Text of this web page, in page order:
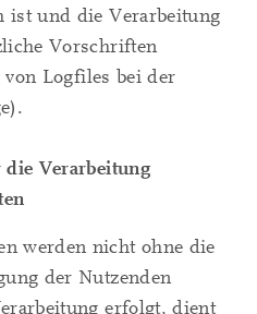
ist und die Verarbeitung
Vorschriften
Logfiles bei der
Verarbeitung
werden nicht ohne die
der Nutzenden
erfolgt, dient